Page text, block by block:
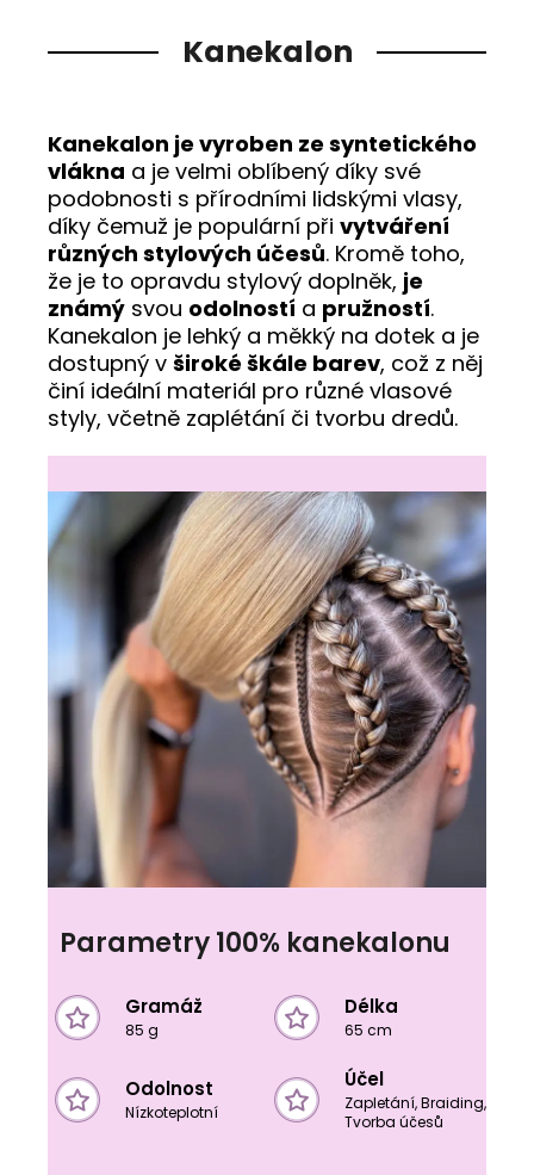
Kanekalon
Kanekalon je vyroben ze syntetického
vlákna a je velmi oblíbený díky své
podobnosti s přírodními lidskými vlasy,
díky čemuž je populární při vytváření
různých stylových účesů. Kromě toho,
že je to opravdu stylový doplněk, je
známý svou odolností a pružností.
Kanekalon je lehký a měkký na dotek a je
dostupný v široké škále barev, což z něj
činí ideální materiál pro různé vlasové
styly, včetně zaplétání či tvorbu dredů.
Parametry 100% kanekalonu
Gramáž
85 g
Délka
65 cm
Odolnost
Nízkoteplotní
Účel
Zapletání, Braiding,
Tvorba účesů